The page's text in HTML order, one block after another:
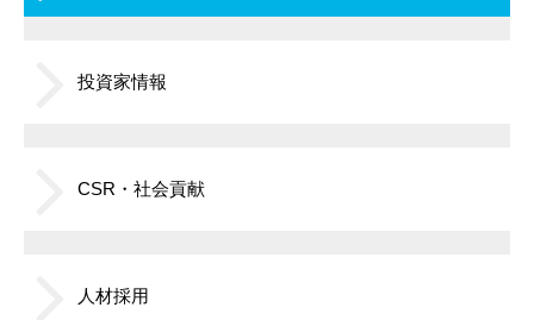
投資家情報
CSR・社会貢献
人材採用